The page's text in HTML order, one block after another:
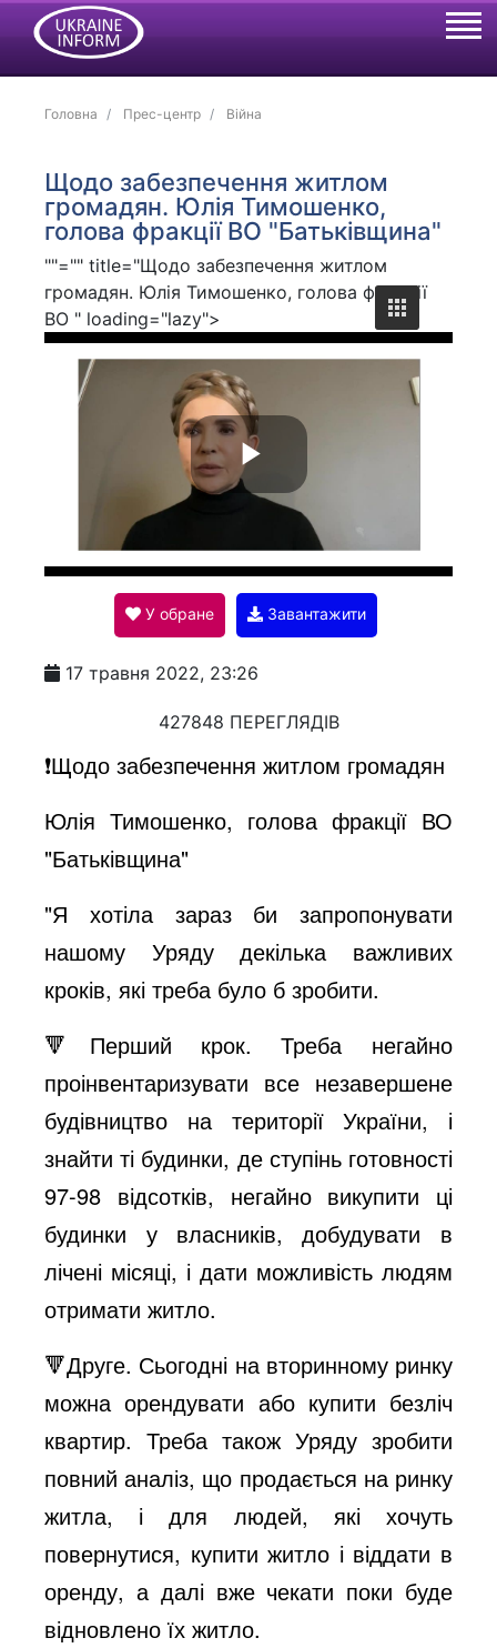
Головна Прес-центр Війна
Щодо забезпечення житлом
громадян. Юлія Тимошенко,
голова фракції ВО "Батьківщина"
""="" title="Щодо забезпечення житлом
громадян. Юлія Тимошенко, голова фракції
ВО " loading="lazy">
P
l
a
y
V
d
e
o
У обране Завантажити
17 травня 2022, 23:26
427848 ПЕРЕГЛЯДІВ
❗️Щодо забезпечення житлом громадян
Юлія Тимошенко, голова фракції ВО
"Батьківщина"
"Я хотіла зараз би запропонувати
нашому Уряду декілька важливих
кроків, які треба було б зробити.
🔻Перший крок. Треба негайно
проінвентаризувати все незавершене
будівництво на території України, і
знайти ті будинки, де ступінь готовності
97-98 відсотків, негайно викупити ці
будинки у власників, добудувати в
лічені місяці, і дати можливість людям
отримати житло.
🔻Друге. Сьогодні на вторинному ринку
можна орендувати або купити безліч
квартир. Треба також Уряду зробити
повний аналіз, що продається на ринку
житла, і для людей, які хочуть
повернутися, купити житло і віддати в
оренду, а далі вже чекати поки буде
відновлено їх житло.